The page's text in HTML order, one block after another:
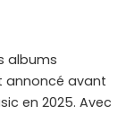
albums
annoncé avant
en 2025. Avec